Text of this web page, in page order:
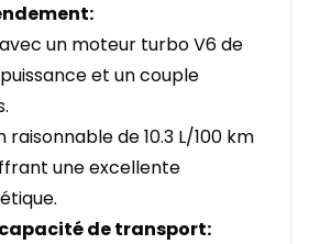
un moteur turbo V6 de
et un couple
raisonnable de 10.3 L/100 km
une excellente
de transport: